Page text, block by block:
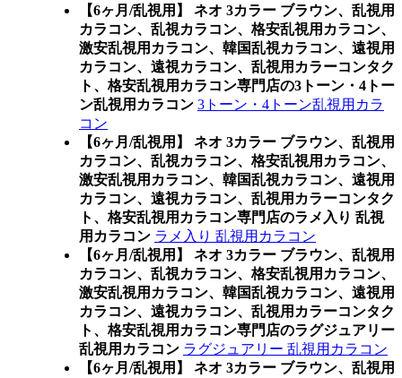
【6ヶ月/乱視用】 ネオ 3カラー ブラウン、乱視用
カラコン、乱視カラコン、格安乱視用カラコン、
激安乱視用カラコン、韓国乱視カラコン、遠視用
カラコン、遠視カラコン、乱視用カラーコンタク
ト、格安乱視用カラコン専門店の3トーン・4トー
ン乱視用カラコン 3トーン・4トーン乱視用カラ
コン
【6ヶ月/乱視用】 ネオ 3カラー ブラウン、乱視用
カラコン、乱視カラコン、格安乱視用カラコン、
激安乱視用カラコン、韓国乱視カラコン、遠視用
カラコン、遠視カラコン、乱視用カラーコンタク
ト、格安乱視用カラコン専門店のラメ入り 乱視
用カラコン ラメ入り 乱視用カラコン
【6ヶ月/乱視用】 ネオ 3カラー ブラウン、乱視用
カラコン、乱視カラコン、格安乱視用カラコン、
激安乱視用カラコン、韓国乱視カラコン、遠視用
カラコン、遠視カラコン、乱視用カラーコンタク
ト、格安乱視用カラコン専門店のラグジュアリー
乱視用カラコン ラグジュアリー 乱視用カラコン
【6ヶ月/乱視用】 ネオ 3カラー ブラウン、乱視用